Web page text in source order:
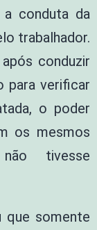
conduta da
trabalhador.
conduzir
para verificar
o poder
os mesmos
tivesse
que somente